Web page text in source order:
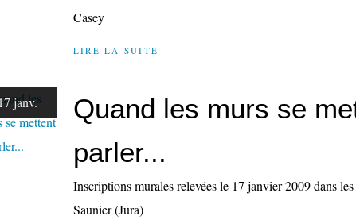
Casey
LIRE LA SUITE
janv.
Quand les murs se
parler...
Inscriptions murales relevées le 17 janvier 2009 dans
Saunier (Jura)